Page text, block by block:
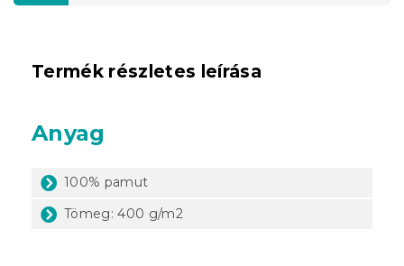
Termék részletes leírása
Anyag
100% pamut
Tömeg: 400 g/m2